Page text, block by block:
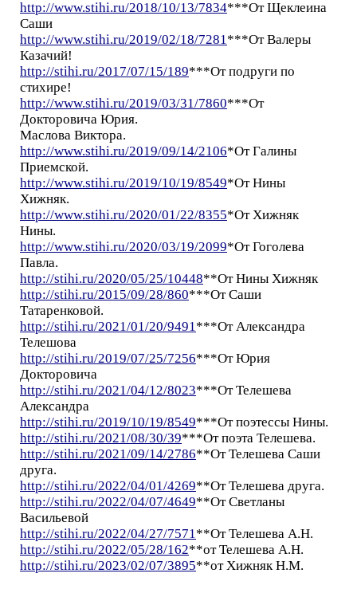
http://www.stihi.ru/2018/10/13/7834***От Щеклеина
Саши
http://www.stihi.ru/2019/02/18/7281***От Валеры
Казачий!
http://stihi.ru/2017/07/15/189***От подруги по
стихире!
http://www.stihi.ru/2019/03/31/7860***От
Докторовича Юрия.
Маслова Виктора.
http://www.stihi.ru/2019/09/14/2106*От Галины
Приемской.
http://www.stihi.ru/2019/10/19/8549*От Нины
Хижняк.
http://www.stihi.ru/2020/01/22/8355*От Хижняк
Нины.
http://www.stihi.ru/2020/03/19/2099*От Гоголева
Павла.
http://stihi.ru/2020/05/25/10448**От Нины Хижняк
http://stihi.ru/2015/09/28/860***От Саши
Татаренковой.
http://stihi.ru/2021/01/20/9491***От Александра
Телешова
http://stihi.ru/2019/07/25/7256***От Юрия
Докторовича
http://stihi.ru/2021/04/12/8023***От Телешева
Александра
http://stihi.ru/2019/10/19/8549***От поэтессы Нины.
http://stihi.ru/2021/08/30/39***От поэта Телешева.
http://stihi.ru/2021/09/14/2786**От Телешева Саши
друга.
http://stihi.ru/2022/04/01/4269**От Телешева друга.
http://stihi.ru/2022/04/07/4649**От Светланы
Васильевой
http://stihi.ru/2022/04/27/7571**От Телешева А.Н.
http://stihi.ru/2022/05/28/162**от Телешева А.Н.
http://stihi.ru/2023/02/07/3895**от Хижняк Н.М.